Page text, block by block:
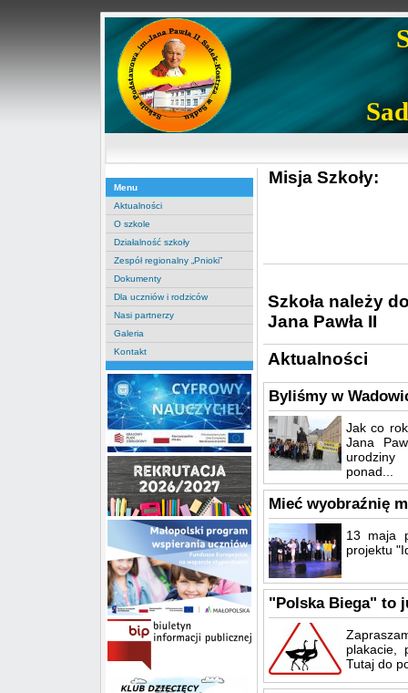
Menu
Aktualności
O szkole
Działalność szkoły
Zespół regionalny „Pnioki”
Dokumenty
Dla uczniów i rodziców
Nasi partnerzy
Galeria
Kontakt
Misja Szkoły:
Szkoła należy
Jana Pawła II
Aktualności
Byliśmy w
Jak co
Jana
urodziny
ponad...
Mieć wyobraźnię
13 maja
projektu
"Polska Biega" to
plakacie,
Tutaj do